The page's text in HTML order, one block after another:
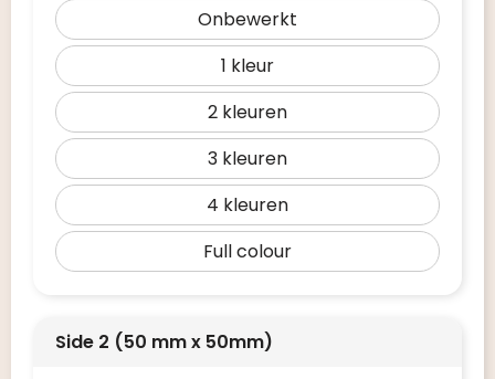
Onbewerkt
1
2
3
4
Full colour
Side 2 (50 mm x 50mm)